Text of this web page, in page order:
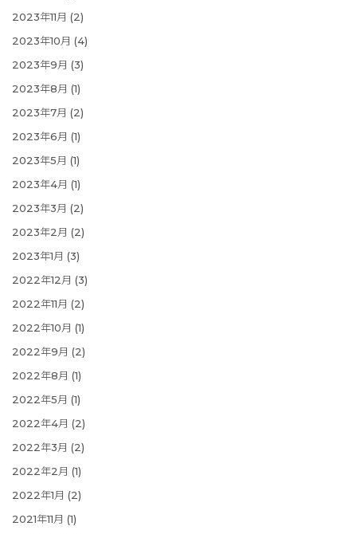
2023年11月 (2)
2023年10月 (4)
2023年9月 (3)
2023年8月 (1)
2023年7月 (2)
2023年6月 (1)
2023年5月 (1)
2023年4月 (1)
2023年3月 (2)
2023年2月 (2)
2023年1月 (3)
2022年12月 (3)
2022年11月 (2)
2022年10月 (1)
2022年9月 (2)
2022年8月 (1)
2022年5月 (1)
2022年4月 (2)
2022年3月 (2)
2022年2月 (1)
2022年1月 (2)
2021年11月 (1)